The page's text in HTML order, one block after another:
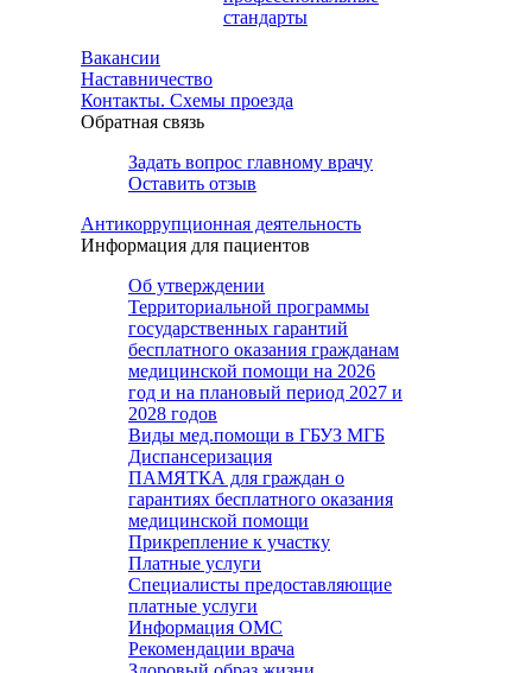
стандарты
Вакансии
Наставничество
Контакты. Схемы проезда
Обратная связь
Задать вопрос главному врачу
Оставить отзыв
Антикоррупционная деятельность
Информация для пациентов
Об утверждении
Территориальной программы
государственных гарантий
бесплатного оказания гражданам
медицинской помощи на 2026
год и на плановый период 2027 и
2028 годов
Виды мед.помощи в ГБУЗ МГБ
Диспансеризация
ПАМЯТКА для граждан о
гарантиях бесплатного оказания
медицинской помощи
Прикрепление к участку
Платные услуги
Специалисты предоставляющие
платные услуги
Информация ОМС
Рекомендации врача